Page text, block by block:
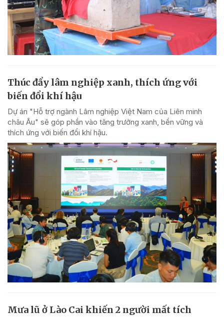
Thúc đẩy lâm nghiệp xanh, thích ứng với
biến đổi khí hậu
Dự án "Hỗ trợ ngành Lâm nghiệp Việt Nam của Liên minh
châu Âu" sẽ góp phần vào tăng trưởng xanh, bền vững và
thích ứng với biến đổi khí hậu.
Mưa lũ ở Lào Cai khiến 2 người mất tích